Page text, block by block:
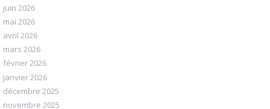
juin 2026
mai 2026
avril 2026
mars 2026
février 2026
janvier 2026
décembre 2025
novembre 2025